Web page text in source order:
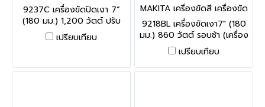
กระดาษทราย 9237C
9237C เครื่องขัดปัดเงา 7”
(180 มม.) 1,200 วัตต์ ปรับ
รอบได้
เปรียบเทียบ
MAKITA เครื่องขัดสี เครื่องขัด
กระดาษทราย 9218BL
9218BL เครื่องขัดเงา7" (180
มม.) 860 วัตต์ รอบช้า (เครื่อง
เปล่า) ไม่มีอุปกรณ์
เปรียบเทียบ